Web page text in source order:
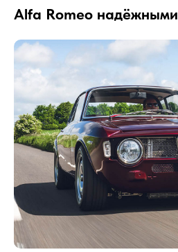
Alfa Romeo надёжными